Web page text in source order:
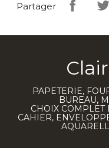
Partager
PAPETERIE,
BUREAU,
CHOIX COMPLET
CAHIER,